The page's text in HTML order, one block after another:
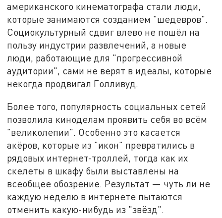
американского кинематографа стали люди,
которые занимаются созданием "шедевров".
Социокультурный сдвиг влево не пошёл на
пользу индустрии развлечений, а новые
люди, работающие для "прогрессивной
аудитории", сами не верят в идеалы, которые
некогда продвигал Голливуд.
Более того, популярность социальных сетей
позволила киноделам проявить себя во всём
"великолепии". Особенно это касается
акёров, которые из "икон" превратились в
рядовых интернет-троллей, тогда как их
скелеты в шкафу были выставлены на
всеобщее обозрение. Результат — чуть ли не
каждую неделю в интернете пытаются
отменить какую-нибудь из "звёзд".